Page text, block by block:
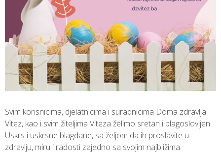
Svim korisnicima, djelatnicima i suradnicima Doma zdravlja
Vitez, kao i svim žiteljima Viteza želimo sretan i blagoslovljen
Uskrs i uskrsne blagdane, sa željom da ih proslavite u
zdravlju, miru i radosti zajedno sa svojim najbližima.